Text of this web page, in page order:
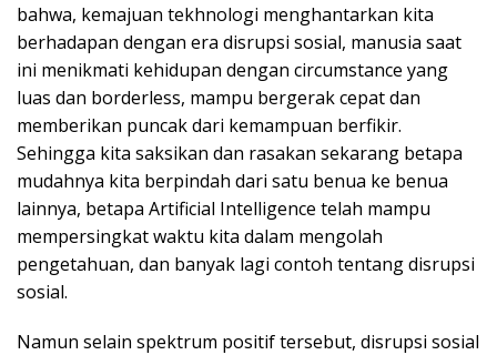
bahwa, kemajuan tekhnologi menghantarkan kita
berhadapan dengan era disrupsi sosial, manusia saat
ini menikmati kehidupan dengan circumstance yang
luas dan borderless, mampu bergerak cepat dan
memberikan puncak dari kemampuan berfikir.
Sehingga kita saksikan dan rasakan sekarang betapa
mudahnya kita berpindah dari satu benua ke benua
lainnya, betapa Artificial Intelligence telah mampu
mempersingkat waktu kita dalam mengolah
pengetahuan, dan banyak lagi contoh tentang disrupsi
sosial.
Namun selain spektrum positif tersebut, disrupsi sosial